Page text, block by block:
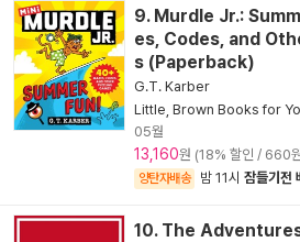
9. Murdle Jr.:
es, Codes, and
s (Paperback)
G.T. Karber
Little, Brown Books for
05월
13,160원 (18% 할인 / 660
양탄자배송 밤 11시 잠들기전
10. The